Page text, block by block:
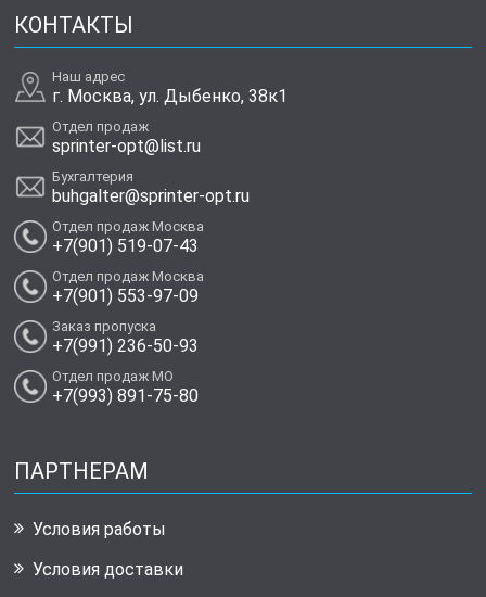
КОНТАКТЫ
Наш адрес
г. Москва, ул. Дыбенко, 38к1
Отдел продаж
sprinter-opt@list.ru
Бухгалтерия
buhgalter@sprinter-opt.ru
Отдел продаж Москва
+7(901) 519-07-43
Отдел продаж Москва
+7(901) 553-97-09
Заказ пропуска
+7(991) 236-50-93
Отдел продаж МО
+7(993) 891-75-80
ПАРТНЕРАМ
Условия работы
Условия доставки